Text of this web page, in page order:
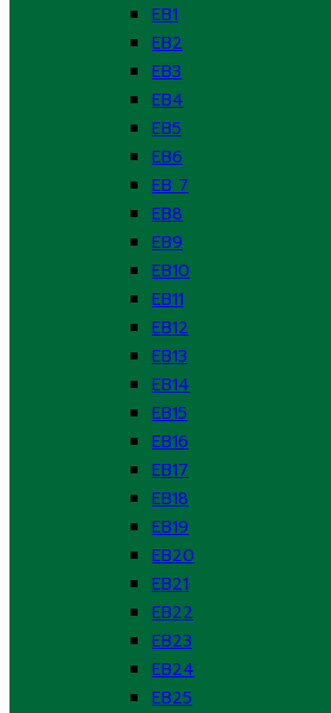
EB1
EB2
EB3
EB4
EB5
EB6
EB 7
EB8
EB9
EB10
EB11
EB12
EB13
EB14
EB15
EB16
EB17
EB18
EB19
EB20
EB21
EB22
EB23
EB24
EB25